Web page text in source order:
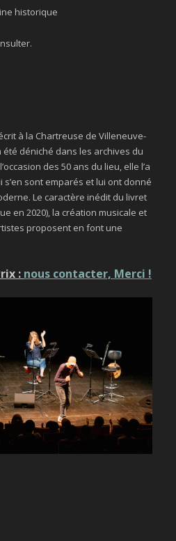
historique
à la Chartreuse de Villeneuve-
été déniché dans les archives du
des 50 ans du lieu, elle l’a
sont emparés et lui ont donné
Le caractère inédit du livret
en 2020), la création musicale et
proposent en font une
: nous contacter, Merci !